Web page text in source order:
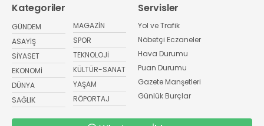
Kategoriler
GÜNDEM
ASAYİŞ
SİYASET
EKONOMİ
DÜNYA
SAĞLIK
MAGAZİN
SPOR
TEKNOLOJİ
KÜLTÜR-SANAT
YAŞAM
RÖPORTAJ
Servisler
Yol ve Trafik
Nöbetçi Eczaneler
Hava Durumu
Puan Durumu
Gazete Manşetleri
Günlük Burçlar